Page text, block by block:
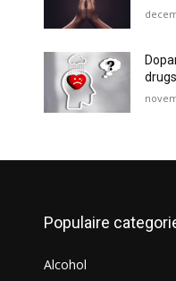
drugs
Populaire
Alcohol